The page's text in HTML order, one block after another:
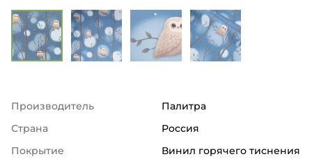
Производитель
Палитра
Страна
Россия
Покрытие
Винил горячего тиснения